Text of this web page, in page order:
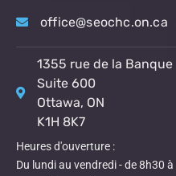
office@seochc.on.ca
1355 rue de la Banque
Suite 600
Ottawa, ON
K1H 8K7
Heures d'ouverture :
Du lundi au vendredi - de 8h30